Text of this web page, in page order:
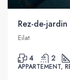
Rez-de-
Eilat
4 2
APPARTEMENT,